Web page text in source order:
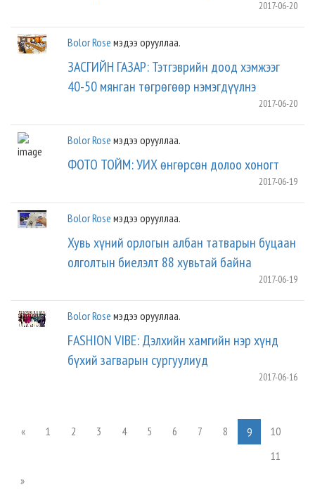
2017-06-20
Bolor Rose мэдээ орууллаа.
ЗАСГИЙН ГАЗАР: Тэтгэврийн доод хэмжээг
40-50 мянган төгрөгөөр нэмэгдүүлнэ
2017-06-20
Bolor Rose мэдээ орууллаа.
ФОТО ТОЙМ: УИХ өнгөрсөн долоо хоногт
2017-06-19
Bolor Rose мэдээ орууллаа.
Хувь хүний орлогын албан татварын буцаан
олголтын биелэлт 88 хувьтай байна
2017-06-19
Bolor Rose мэдээ орууллаа.
FASHION VIBE: Дэлхийн хамгийн нэр хүнд
бүхий загварын сургуулиуд
2017-06-16
« 1 2 3 4 5 6 7 8 9
10
11
»